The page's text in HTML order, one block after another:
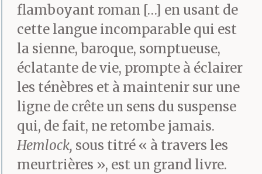
relations, don
Marianno s’y était
assuré une place de
choix et étrennait ce
jour-là un superbe
pourpoint de velours
vert avec une cape de
flamboyant roman […] en usant de
cette langue incomparable qui est
la sienne, baroque, somptueuse,
éclatante de vie, prompte à éclairer
les ténèbres et à maintenir sur une
ligne de crête un sens du suspense
qui, de fait, ne retombe jamais.
Hemlock, sous titré « à travers les
meurtrières », est un grand livre.